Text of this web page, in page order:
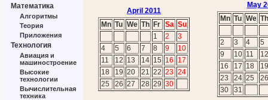
Математика
Алгоритмы
Теория
Приложения
Технология
Авиация и
машиностроение
Высокие
технологии
Вычислительная
техника
April 2011
Mn Tu We Th Fr Sa Su
1
2
3
4
5 6 7 8 9
10
11
12 13 14 15 16
17
18
19 20 21 22 23 24
25
26 27 28 29 30
May
Mn Tu We Th
2 3 4
5
9
10 11
12
16
17 18
19
23
24 25
26
30
31